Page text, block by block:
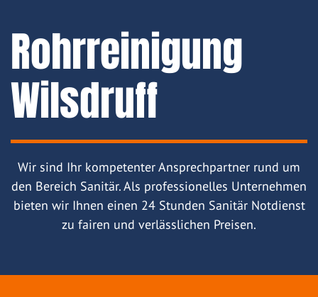
Rohrreinigung
Wilsdruff
Wir sind Ihr kompetenter Ansprechpartner rund um
den Bereich Sanitär. Als professionelles Unternehmen
bieten wir Ihnen einen 24 Stunden Sanitär Notdienst
zu fairen und verlässlichen Preisen.